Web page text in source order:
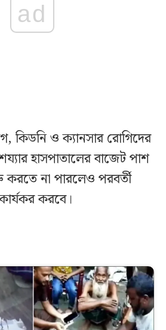
ad
,কিডনিওক্যানসার রোগিদের
হাসপাতালেরবাজেটপাশ
করতেনা পারলেও পরবর্তী
করবে।